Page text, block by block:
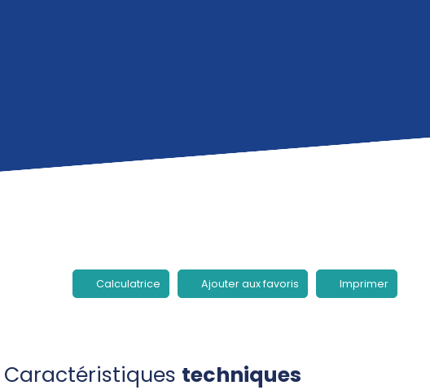
Calculatrice Ajouter aux favoris Imprimer
Caractéristiques techniques